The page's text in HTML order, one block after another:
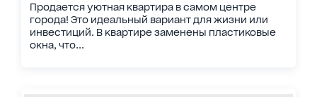
Продается уютная квартира в самом центре
города! Это идеальный вариант для жизни или
инвестиций. В квартире заменены пластиковые
окна, что...